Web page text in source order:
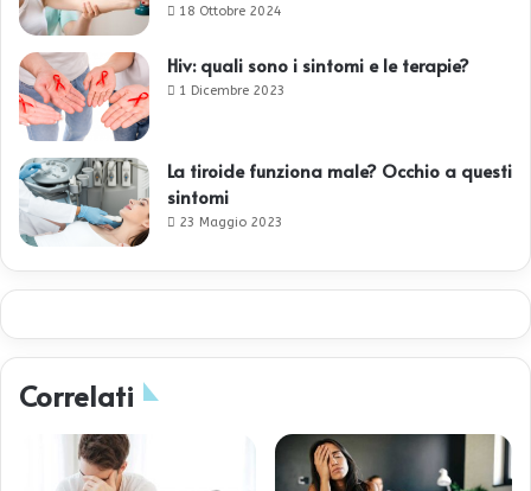
18 Ottobre 2024
Hiv: quali sono i sintomi e le terapie?
1 Dicembre 2023
La tiroide funziona male? Occhio a questi
sintomi
23 Maggio 2023
Correlati